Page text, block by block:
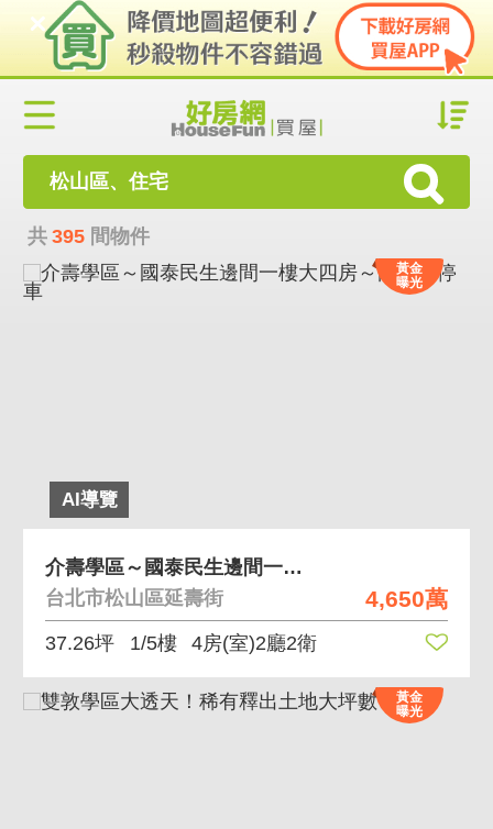
松山區、住宅
共 395 間物件
AI導覽
黃金
曝光
4,650萬
介壽學區～國泰民生邊間一樓大四房～門口好停車
台北市松山區延壽街
37.26坪 1/5樓 4房(室)2廳2衛
黃金
曝光